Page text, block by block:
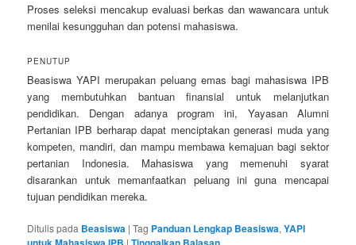
Proses seleksi mencakup evaluasi berkas dan wawancara untuk
menilai kesungguhan dan potensi mahasiswa.
PENUTUP
Beasiswa YAPI merupakan peluang emas bagi mahasiswa IPB
yang membutuhkan bantuan finansial untuk melanjutkan
pendidikan. Dengan adanya program ini, Yayasan Alumni
Pertanian IPB berharap dapat menciptakan generasi muda yang
kompeten, mandiri, dan mampu membawa kemajuan bagi sektor
pertanian Indonesia. Mahasiswa yang memenuhi syarat
disarankan untuk memanfaatkan peluang ini guna mencapai
tujuan pendidikan mereka.
Ditulis pada Beasiswa |Tag Panduan Lengkap Beasiswa,YAPI